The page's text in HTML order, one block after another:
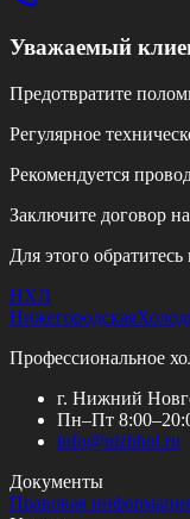
Уважаемый
Предотвратите
Регулярное
Рекомендуется
Заключите договор
Для этого
НХЛ
Нижегородская
Профессиональное
г. Нижний
Пн–Пт
info@nizhhol.ru
Документы
Правовая